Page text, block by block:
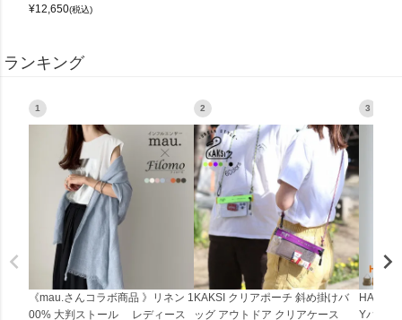
¥12,650(税込)
ランキング
1
《mau.さんコラボ商品 》リネン 1
00% 大判ストール レディース
2
KAKSI クリアポーチ 斜め掛けバ
ッグ アウトドア クリアケース
3
Yバッグ